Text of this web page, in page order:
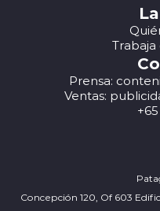
Prensa:
Ventas:
Concepción 120, Of 603